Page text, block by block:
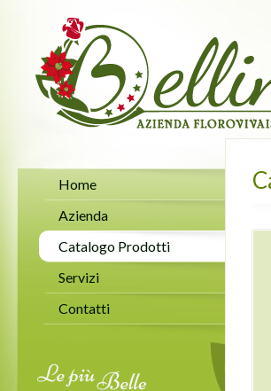
Home
Azienda
Catalogo Prodotti
Servizi
Contatti